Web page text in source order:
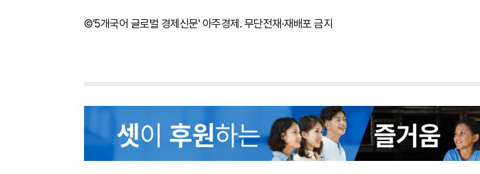
©'5개국어 글로벌 경제신문' 아주경제. 무단전재·재배포 금지